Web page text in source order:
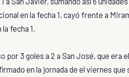
en la fecha 1, cayó frente a
fecha 1.
por 3 goles a 2 a San José, que era
en la jornada de el viernes